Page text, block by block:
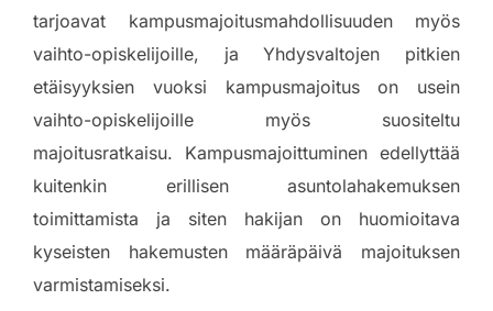
tarjoavat kampusmajoitusmahdollisuuden myös
vaihto-opiskelijoille, ja Yhdysvaltojen pitkien
etäisyyksien vuoksi kampusmajoitus on usein
vaihto-opiskelijoille myös suositeltu
majoitusratkaisu. Kampusmajoittuminen edellyttää
kuitenkin erillisen asuntolahakemuksen
toimittamista ja siten hakijan on huomioitava
kyseisten hakemusten määräpäivä majoituksen
varmistamiseksi.